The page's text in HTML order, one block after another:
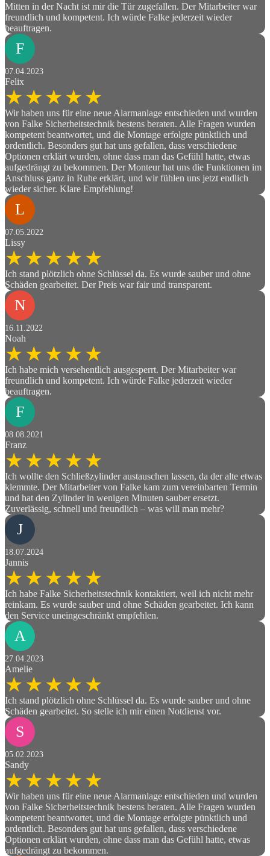
Mitten in der Nacht ist mir die Tür zugefallen. Der Mitarbeiter war
freundlich und kompetent. Ich würde Falke jederzeit wieder
beauftragen.
F
07.04.2023
Felix
Wir haben uns für eine neue Alarmanlage entschieden und wurden
von Falke Sicherheitstechnik bestens beraten. Alle Fragen wurden
kompetent beantwortet, und die Montage erfolgte pünktlich und
ordentlich. Besonders gut hat uns gefallen, dass verschiedene
Optionen erklärt wurden, ohne dass man das Gefühl hatte, etwas
aufgedrängt zu bekommen. Der Monteur hat uns die Funktionen im
Anschluss ganz in Ruhe erklärt, und wir fühlen uns jetzt endlich
wieder sicher. Klare Empfehlung!
L
07.05.2022
Lissy
Ich stand plötzlich ohne Schlüssel da. Es wurde sauber und ohne
Schäden gearbeitet. Der Preis war fair und transparent.
N
16.11.2022
Noah
Ich habe mich versehentlich ausgesperrt. Der Mitarbeiter war
freundlich und kompetent. Ich würde Falke jederzeit wieder
beauftragen.
F
08.08.2021
Franz
Ich wollte den Schließzylinder austauschen lassen, da der alte etwas
klemmte. Der Mitarbeiter von Falke kam zum vereinbarten Termin
und hat den Zylinder in wenigen Minuten sauber ersetzt.
Zuverlässig, schnell und freundlich – was will man mehr?
J
18.07.2024
Jannis
Ich habe Falke Sicherheitstechnik kontaktiert, weil ich nicht mehr
reinkam. Es wurde sauber und ohne Schäden gearbeitet. Ich kann
den Service uneingeschränkt empfehlen.
A
27.04.2023
Amelie
Ich stand plötzlich ohne Schlüssel da. Es wurde sauber und ohne
Schäden gearbeitet. So stelle ich mir einen Notdienst vor.
S
05.02.2023
Sandy
Wir haben uns für eine neue Alarmanlage entschieden und wurden
von Falke Sicherheitstechnik bestens beraten. Alle Fragen wurden
kompetent beantwortet, und die Montage erfolgte pünktlich und
ordentlich. Besonders gut hat uns gefallen, dass verschiedene
Optionen erklärt wurden, ohne dass man das Gefühl hatte, etwas
aufgedrängt zu bekommen.